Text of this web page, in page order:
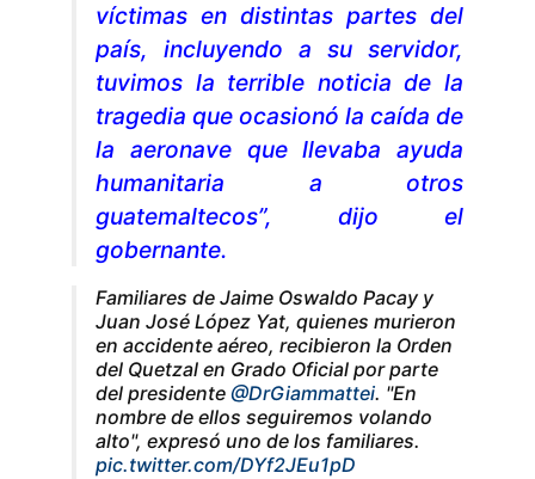
víctimas en distintas partes del
país, incluyendo a su servidor,
tuvimos la terrible noticia de la
tragedia que ocasionó la caída de
la aeronave que llevaba ayuda
humanitaria a otros
guatemaltecos”, dijo el
gobernante.
Familiares de Jaime Oswaldo Pacay y
Juan José López Yat, quienes murieron
en accidente aéreo, recibieron la Orden
del Quetzal en Grado Oficial por parte
del presidente @DrGiammattei. "En
nombre de ellos seguiremos volando
alto", expresó uno de los familiares.
pic.twitter.com/DYf2JEu1pD